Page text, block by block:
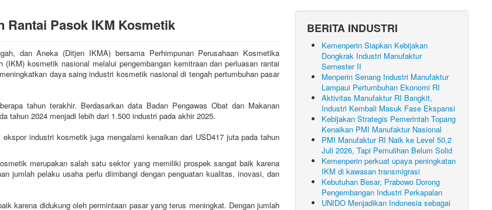
Rantai Pasok IKM Kosmetik
dan Aneka (Ditjen IKMA) bersama Perhimpunan Perusahaan Kosmetika
kosmetik nasional melalui pengembangan kemitraan dan perluasan rantai
daya saing industri kosmetik nasional di tengah pertumbuhan pasar
tahun terakhir. Berdasarkan data Badan Pengawas Obat dan Makanan
tahun 2024 menjadi lebih dari 1.500 industri pada akhir 2025.
industri kosmetik juga mengalami kenaikan dari USD417 juta pada tahun
merupakan salah satu sektor yang memiliki prospek sangat baik karena
jumlah pelaku usaha perlu diimbangi dengan penguatan kualitas, inovasi, dan
karena didukung oleh permintaan pasar yang terus meningkat. Dengan jumlah
BERITA INDUSTRI
Kemenperin Siapkan Kebijakan
Dongkrak Industri Manufaktur
Semester II
Menperin Senang Industri Manufaktur
Lampaui Pertumbuhan Ekonomi RI
Aktivitas Manufaktur RI Bangkit,
Industri Kembali Masuk Fase Ekspansi
Kebijakan Strategis Pemerintah Topang
Kenaikan PMI Manufaktur Nasional
PMI Manufaktur RI Naik ke Level 50,2
Juli 2026, Tapi Pemulihan Belum Solid
Kemenperin perkuat upaya peningkatan
IKM di kawasan transmigrasi
Kebutuhan Besar, Prabowo Dorong
Pengembangan Industri Perkapalan
UNIDO Menjadikan Indonesia sebagai